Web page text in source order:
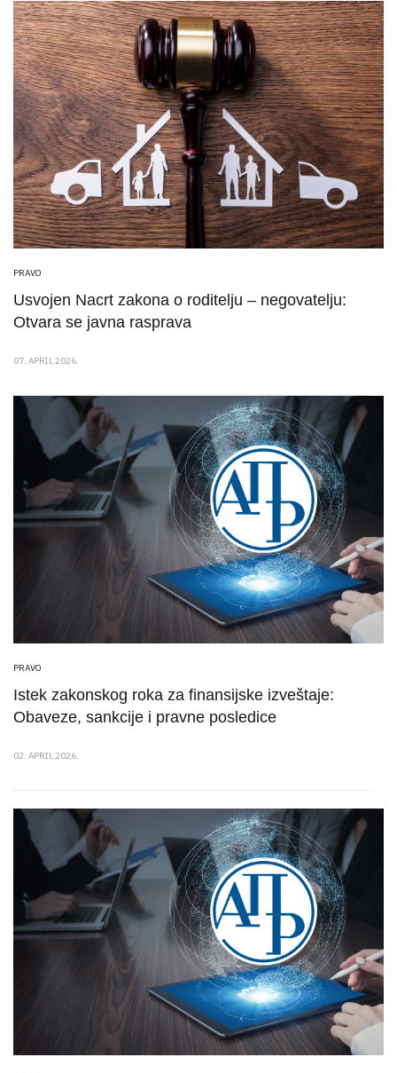
PRAVO
Usvojen Nacrt zakona o roditelju – negovatelju:
Otvara se javna rasprava
07. APRIL 2026.
PRAVO
Istek zakonskog roka za finansijske izveštaje:
Obaveze, sankcije i pravne posledice
02. APRIL 2026.